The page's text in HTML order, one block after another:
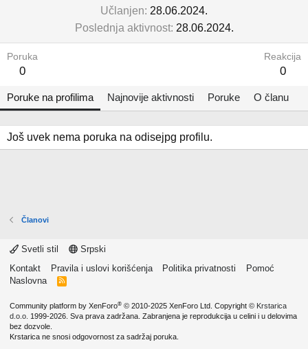
Učlanjen 28.06.2024.
Poslednja aktivnost 28.06.2024.
Poruka
0
Reakcija
0
Poruke na profilima Najnovije aktivnosti Poruke O članu
Još uvek nema poruka na odisejpg profilu.
Članovi
Svetli stil
Srpski
Kontakt
Pravila i uslovi korišćenja Politika privatnosti
Pomoć
Naslovna
R
Community platform by XenForo® © 2010-2025 XenForo Ltd. Copyright © Krstarica
d.o.o. 1999-2026. Sva prava zadržana. Zabranjena je reprodukcija u celini i u delovima
bez dozvole.
Krstarica ne snosi odgovornost za sadržaj poruka.